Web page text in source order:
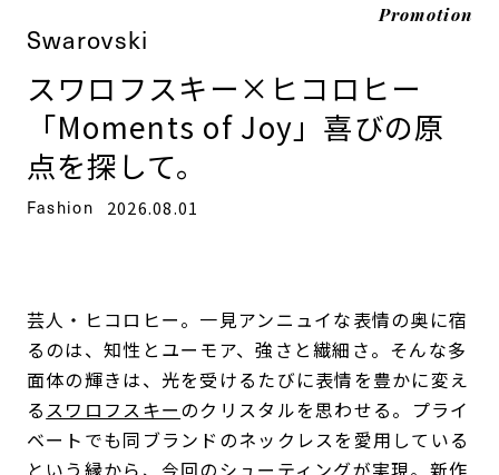
Promotion
Swarovski
スワロフスキー×ヒコロヒー
「Moments of Joy」喜びの原
点を探して。
Fashion 2026.08.01
芸人・ヒコロヒー。一見アンニュイな表情の奥に宿
るのは、知性とユーモア、強さと繊細さ。そんな多
面体の輝きは、光を受けるたびに表情を豊かに変え
る スワロフスキーのクリスタルを思わせる。プライ
ベートでも同ブランドのネックレスを愛用している
という縁から、今回のシューティングが実現。新作